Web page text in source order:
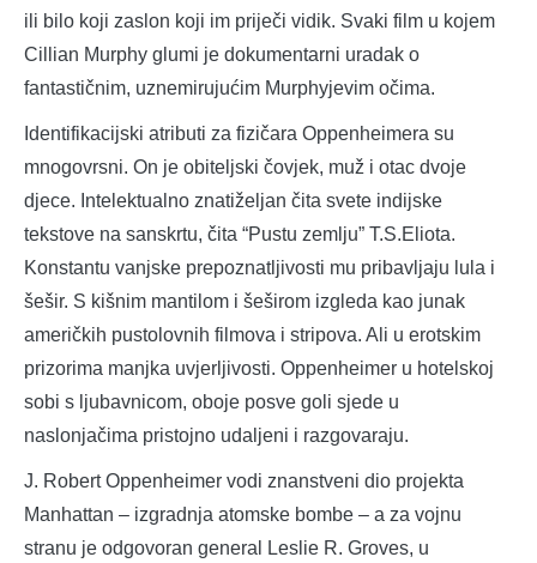
ili bilo koji zaslon koji im priječi vidik. Svaki film u kojem
Cillian Murphy glumi je dokumentarni uradak o
fantastičnim, uznemirujućim Murphyjevim očima.
Identifikacijski atributi za fizičara Oppenheimera su
mnogovrsni. On je obiteljski čovjek, muž i otac dvoje
djece. Intelektualno znatiželjan čita svete indijske
tekstove na sanskrtu, čita “Pustu zemlju” T.S.Eliota.
Konstantu vanjske prepoznatljivosti mu pribavljaju lula i
šešir. S kišnim mantilom i šeširom izgleda kao junak
američkih pustolovnih filmova i stripova. Ali u erotskim
prizorima manjka uvjerljivosti. Oppenheimer u hotelskoj
sobi s ljubavnicom, oboje posve goli sjede u
naslonjačima pristojno udaljeni i razgovaraju.
J. Robert Oppenheimer vodi znanstveni dio projekta
Manhattan – izgradnja atomske bombe – a za vojnu
stranu je odgovoran general Leslie R. Groves, u